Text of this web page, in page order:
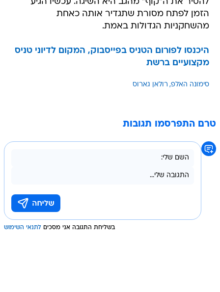
הזמן לפתח מסורת שתגדיר אותה כאחת
מהשחקניות הגדולות באמת.
היכנסו לפורום הטניס בפייסבוק, המקום לדיוני טניס
מקצועיים ברשת
סימונה האלפ רולאן גארוס
טרם התפרסמו תגובות
בשליחת התגובה אני מסכים לתנאי השימוש